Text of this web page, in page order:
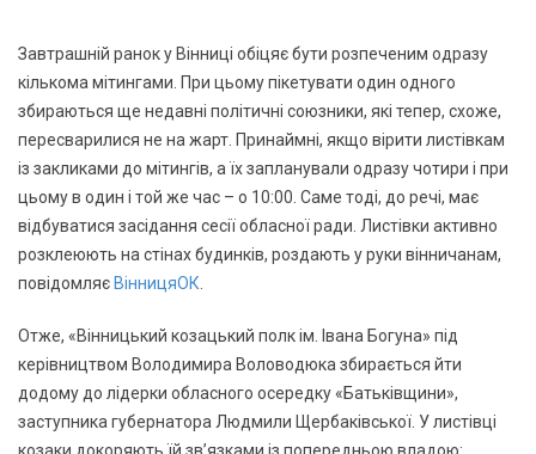
Завтрашній ранок у Вінниці обіцяє бути розпеченим одразу
кількома мітингами. При цьому пікетувати один одного
збираються ще недавні політичні союзники, які тепер, схоже,
пересварилися не на жарт. Принаймні, якщо вірити листівкам
із закликами до мітингів, а їх запланували одразу чотири і при
цьому в один і той же час – о 10:00. Саме тоді, до речі, має
відбуватися засідання сесії обласної ради. Листівки активно
розклеюють на стінах будинків, роздають у руки вінничанам,
повідомляє ВінницяОК
Отже, «Вінницький козацький полк ім. Івана Богуна» під
керівництвом Володимира Воловодюка збирається йти
додому до лідерки обласного осередку «Батьківщини»,
заступника губернатора Людмили Щербаківської. У листівці
козаки докоряють їй зв’язками із попередньою владою: